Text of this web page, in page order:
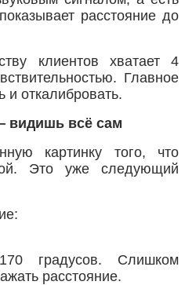
расстояние до
клиентов хватает 4
Главное
и откалибровать.
видишь всё сам
картинку того, что
Это уже следующий
градусов. Слишком
расстояние.